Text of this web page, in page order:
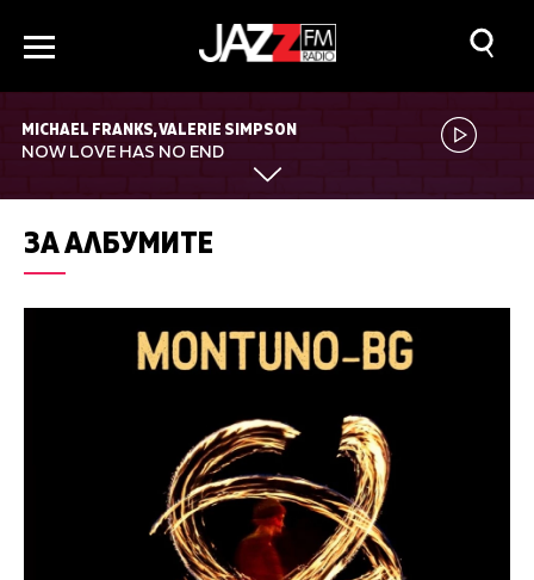
MICHAEL FRANKS, VALERIE SIMPSON
NOW LOVE HAS NO END
ЗА АЛБУМИТЕ